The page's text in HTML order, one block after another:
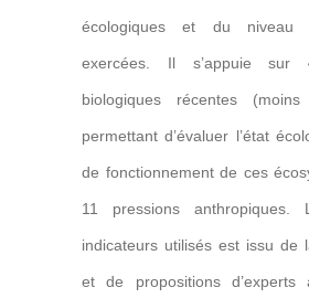
écologiques et du niveau
exercées. Il s’appuie sur
biologiques récentes
permettant d’évaluer l’état
de fonctionnement de ces
11 pressions anthropiques .
indicateurs utilisés est issu de
et de propositions